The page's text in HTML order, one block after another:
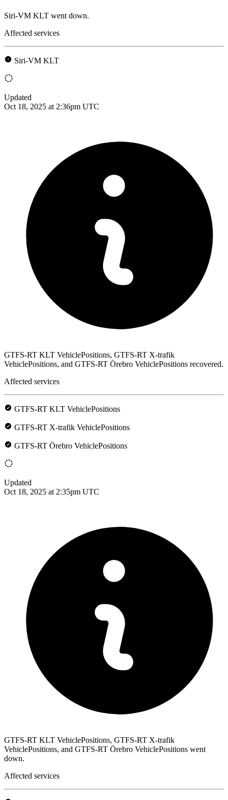
Siri-VM KLT went down.
Affected services
Siri-VM KLT
Updated
Oct 18, 2025 at 2:36pm UTC
GTFS-RT KLT VehiclePositions, GTFS-RT X-trafik
VehiclePositions, and GTFS-RT Örebro VehiclePositions recovered.
Affected services
GTFS-RT KLT VehiclePositions
GTFS-RT X-trafik VehiclePositions
GTFS-RT Örebro VehiclePositions
Updated
Oct 18, 2025 at 2:35pm UTC
GTFS-RT KLT VehiclePositions, GTFS-RT X-trafik
VehiclePositions, and GTFS-RT Örebro VehiclePositions went
down.
Affected services